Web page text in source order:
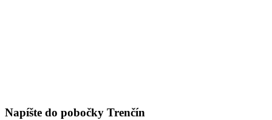
Napíšte do pobočky Trenčín